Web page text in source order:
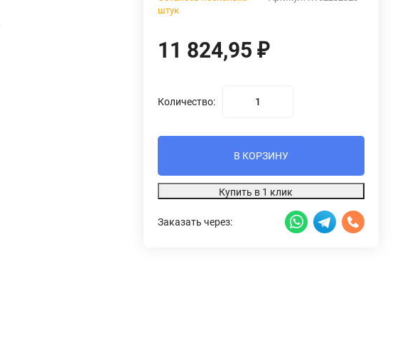
штук
11 824,95₽
Количество:
В КОРЗИНУ
Купить в 1 клик
Заказать через: